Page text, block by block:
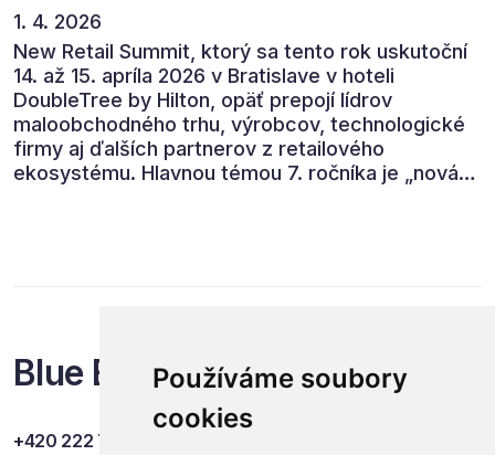
Používáme soubory
cookies
1. 4. 2026
New Retail Summit, ktorý sa tento rok uskutoční
14. až 15. apríla 2026 v Bratislave v hoteli
DoubleTree by Hilton, opäť prepojí lídrov
maloobchodného trhu, výrobcov, technologické
firmy aj ďalších partnerov z retailového
ekosystému. Hlavnou témou 7. ročníka je „nová
Blue Events
+420 222 749 841